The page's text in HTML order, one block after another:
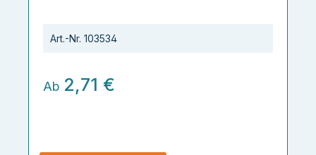
Art.-Nr. 103534
Ab 2,71 €